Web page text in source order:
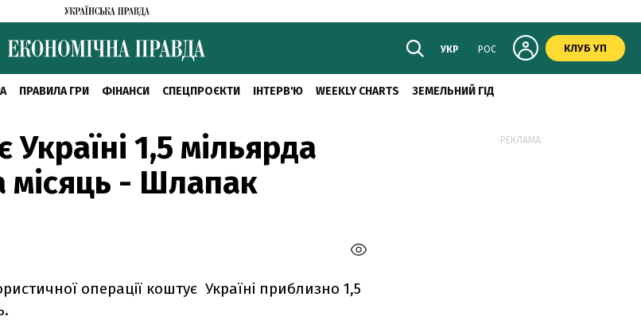
УКР РОС КЛУБ УП
ПРАВИЛА ГРИ ФІНАНСИ СПЕЦПРОЄКТИ ІНТЕРВ'Ю WEEKLY CHARTS ЗЕМЕЛЬНИЙ ГІД
1,5 мільярда
місяць - Шлапак
операції коштує Україні приблизно 1,5
РЕКЛАМА: